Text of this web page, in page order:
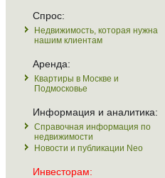
Спрос:
Недвижимость, которая нужна
нашим клиентам
Аренда:
Квартиры в Москве и
Подмосковье
Информация и аналитика:
Справочная информация по
недвижимости
Новости и публикации Neo
Инвесторам: